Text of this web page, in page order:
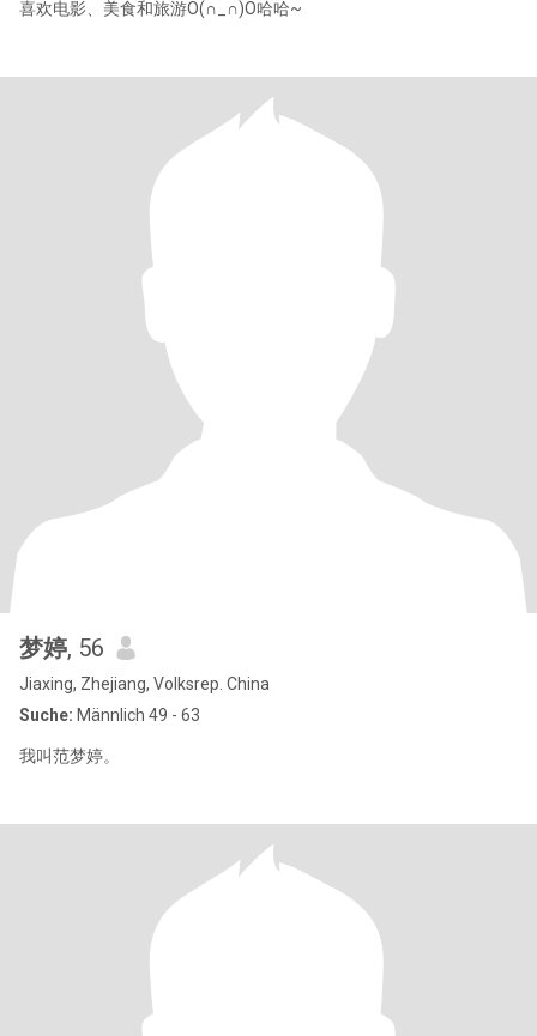
喜欢电影、美食和旅游O(∩_∩)O哈哈~
梦婷, 56
Jiaxing, Zhejiang, Volksrep. China
Suche: Männlich 49 - 63
我叫范梦婷。